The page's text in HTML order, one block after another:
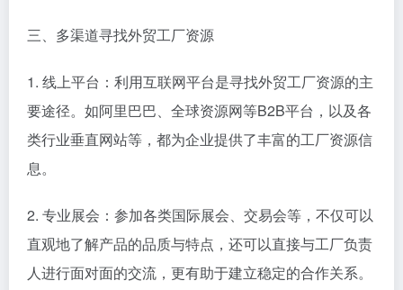
三、多渠道寻找外贸工厂资源
1. 线上平台：利用互联网平台是寻找外贸工厂资源的主
要途径。如阿里巴巴、全球资源网等B2B平台，以及各
类行业垂直网站等，都为企业提供了丰富的工厂资源信
息。
2. 专业展会：参加各类国际展会、交易会等，不仅可以
直观地了解产品的品质与特点，还可以直接与工厂负责
人进行面对面的交流，更有助于建立稳定的合作关系。